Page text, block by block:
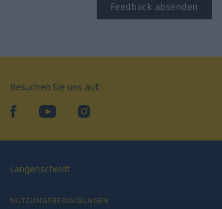
Feedback absenden
Besuchen Sie uns auf:
facebookYouTube Instagram
Langenscheidt
NUTZUNGSBEDINGUNGEN